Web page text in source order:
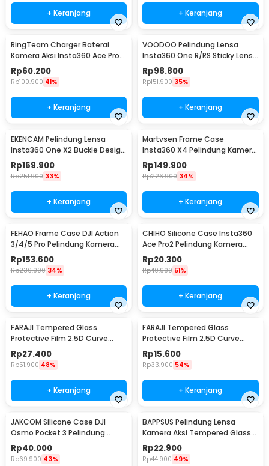
+ Keranjang + Keranjang
RingTeam Charger Baterai
Kamera Aksi Insta360 Ace Pro
LED 2 Slot - RT-001
Rp60.200
Rp100.900 41%
+ Keranjang
VOODOO Pelindung Lensa
Insta360 One R/RS Sticky Lens
Guard Protector - VD105
Rp98.800
Rp151.900 35%
+ Keranjang
EKENCAM Pelindung Lensa
Insta360 One X2 Buckle Design
Lens Protector - KC120
Rp169.900
Rp251.900 33%
+ Keranjang
Martvsen Frame Case
Insta360 X4 Pelindung Kamera
Aksi Shockproof - MT-X4
Rp149.900
Rp226.900 34%
+ Keranjang
FEHAO Frame Case DJI Action
3/4/5 Pro Pelindung Kamera
Aksi Shockproof - F45
Rp153.600
Rp230.900 34%
+ Keranjang
CHIHO Silicone Case Insta360
Ace Pro2 Pelindung Kamera
Silikon - CH2
Rp20.300
Rp40.900 51%
+ Keranjang
FARAJI Tempered Glass
Protective Film 2.5D Curve
Insta360 Ace Pro2 - FR-25
Rp27.400
Rp51.900 48%
+ Keranjang
FARAJI Tempered Glass
Protective Film 2.5D Curve
Insta360 Ace Pro2 - FR-26
Rp15.600
Rp33.900 54%
+ Keranjang
JAKCOM Silicone Case DJI
Osmo Pocket 3 Pelindung
Kamera Silikon - JK-30
Rp40.000
Rp69.900 43%
BAPPSUS Pelindung Lensa
Kamera Aksi Tempered Glass
for Insta360 GO3s - BPS-30
Rp22.900
Rp44.900 49%